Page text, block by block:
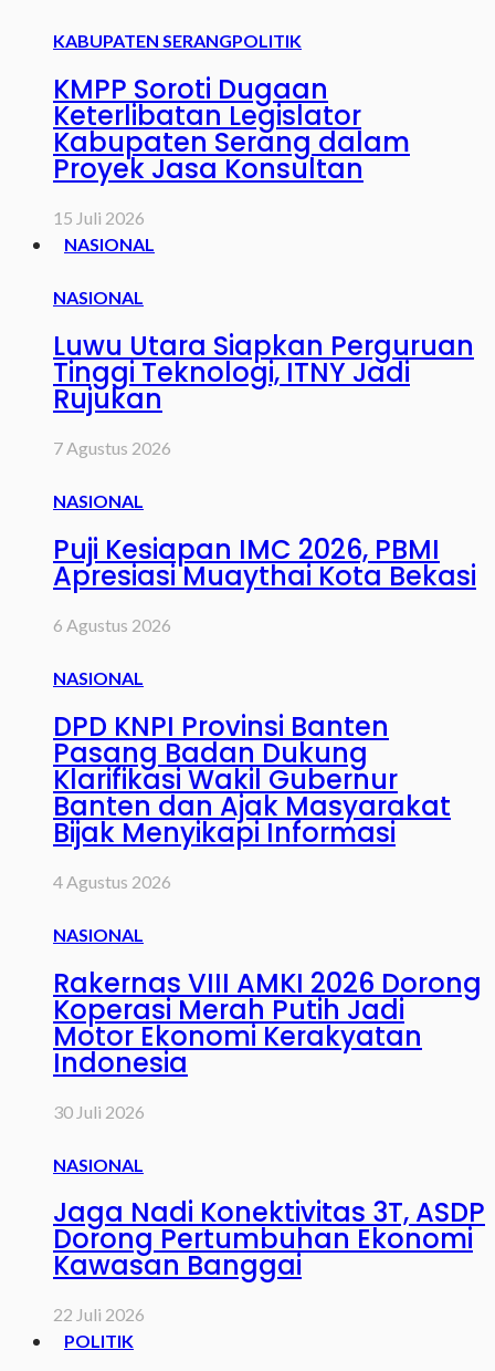
KABUPATEN SERANGPOLITIK
KMPP Soroti Dugaan
Keterlibatan Legislator
Kabupaten Serang dalam
Proyek Jasa Konsultan
15 Juli 2026
NASIONAL
NASIONAL
Luwu Utara Siapkan Perguruan
Tinggi Teknologi, ITNY Jadi
Rujukan
7 Agustus 2026
NASIONAL
Puji Kesiapan IMC 2026, PBMI
Apresiasi Muaythai Kota Bekasi
6 Agustus 2026
NASIONAL
DPD KNPI Provinsi Banten
Pasang Badan Dukung
Klarifikasi Wakil Gubernur
Banten dan Ajak Masyarakat
Bijak Menyikapi Informasi
4 Agustus 2026
NASIONAL
Rakernas VIII AMKI 2026 Dorong
Koperasi Merah Putih Jadi
Motor Ekonomi Kerakyatan
Indonesia
30 Juli 2026
NASIONAL
Jaga Nadi Konektivitas 3T, ASDP
Dorong Pertumbuhan Ekonomi
Kawasan Banggai
22 Juli 2026
POLITIK